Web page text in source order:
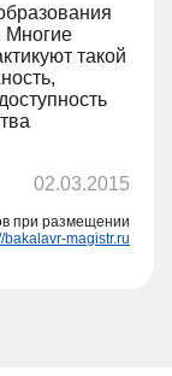
Многие
такой
02.03.2015
при размещении
bakalavr-magistr.ru